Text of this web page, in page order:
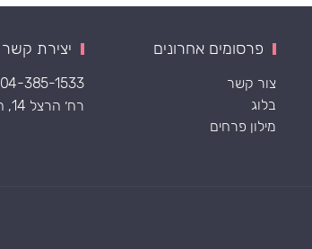
פרסומים אחרונים
צור קשר
בלוג
מילון פרחים
יצירת קשר
04-385-1533
רח׳ הרצל 14, חיפה